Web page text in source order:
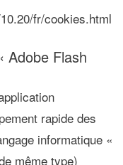
fr/cookies.html
Adobe Flash
rapide des
informatique «
même type)